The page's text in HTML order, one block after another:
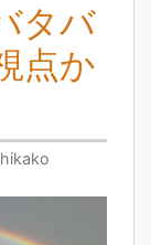
タバ
点か